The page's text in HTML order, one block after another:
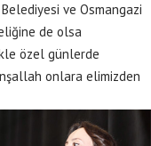
ve Osmangazi
de olsa
özel günlerde
onlara elimizden